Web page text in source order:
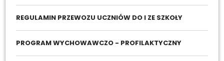
REGULAMIN PRZEWOZU UCZNIÓW DO I ZE SZKOŁY
PROGRAM WYCHOWAWCZO - PROFILAKTYCZNY